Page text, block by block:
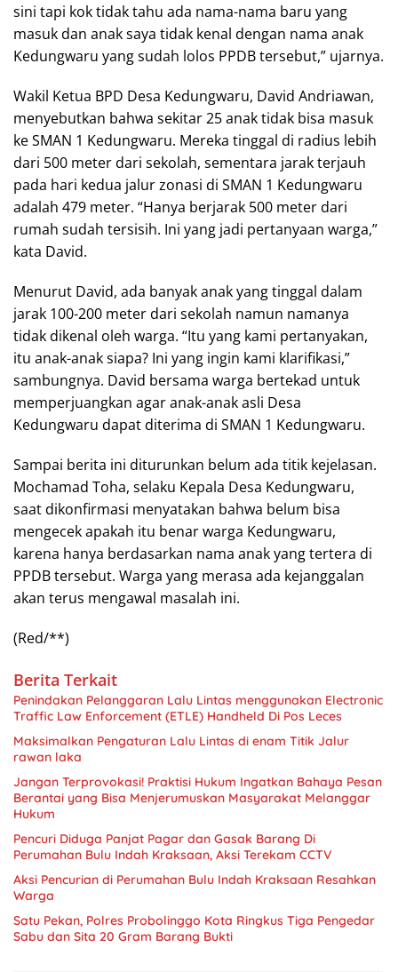
sini tapi kok tidak tahu ada nama-nama baru yang
masuk dan anak saya tidak kenal dengan nama anak
Kedungwaru yang sudah lolos PPDB tersebut,” ujarnya.
Wakil Ketua BPD Desa Kedungwaru, David Andriawan,
menyebutkan bahwa sekitar 25 anak tidak bisa masuk
ke SMAN 1 Kedungwaru. Mereka tinggal di radius lebih
dari 500 meter dari sekolah, sementara jarak terjauh
pada hari kedua jalur zonasi di SMAN 1 Kedungwaru
adalah 479 meter. “Hanya berjarak 500 meter dari
rumah sudah tersisih. Ini yang jadi pertanyaan warga,”
kata David.
Menurut David, ada banyak anak yang tinggal dalam
jarak 100-200 meter dari sekolah namun namanya
tidak dikenal oleh warga. “Itu yang kami pertanyakan,
itu anak-anak siapa? Ini yang ingin kami klarifikasi,”
sambungnya. David bersama warga bertekad untuk
memperjuangkan agar anak-anak asli Desa
Kedungwaru dapat diterima di SMAN 1 Kedungwaru.
Sampai berita ini diturunkan belum ada titik kejelasan.
Mochamad Toha, selaku Kepala Desa Kedungwaru,
saat dikonfirmasi menyatakan bahwa belum bisa
mengecek apakah itu benar warga Kedungwaru,
karena hanya berdasarkan nama anak yang tertera di
PPDB tersebut. Warga yang merasa ada kejanggalan
akan terus mengawal masalah ini.
(Red/**)
Berita Terkait
Penindakan Pelanggaran Lalu Lintas menggunakan Electronic
Traffic Law Enforcement (ETLE) Handheld Di Pos Leces
Maksimalkan Pengaturan Lalu Lintas di enam Titik Jalur
rawan laka
Jangan Terprovokasi! Praktisi Hukum Ingatkan Bahaya Pesan
Berantai yang Bisa Menjerumuskan Masyarakat Melanggar
Hukum
Pencuri Diduga Panjat Pagar dan Gasak Barang Di
Perumahan Bulu Indah Kraksaan, Aksi Terekam CCTV
Aksi Pencurian di Perumahan Bulu Indah Kraksaan Resahkan
Warga
Satu Pekan, Polres Probolinggo Kota Ringkus Tiga Pengedar
Sabu dan Sita 20 Gram Barang Bukti